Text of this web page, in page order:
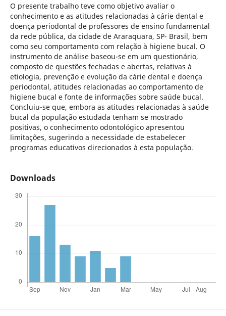
O presente trabalho teve como objetivo avaliar o
conhecimento e as atitudes relacionadas à cárie dental e
doença periodontal de professores de ensino fundamental
da rede pública, da cidade de Araraquara, SP- Brasil, bem
como seu comportamento com relação à higiene bucal. O
instrumento de análise baseou-se em um questionário,
composto de questões fechadas e abertas, relativas à
etiologia, prevenção e evolução da cárie dental e doença
periodontal, atitudes relacionadas ao comportamento de
higiene bucal e fonte de informações sobre saúde bucal.
Concluiu-se que, embora as atitudes relacionadas à saúde
bucal da população estudada tenham se mostrado
positivas, o conhecimento odontológico apresentou
limitações, sugerindo a necessidade de estabelecer
programas educativos direcionados à esta população.
Downloads